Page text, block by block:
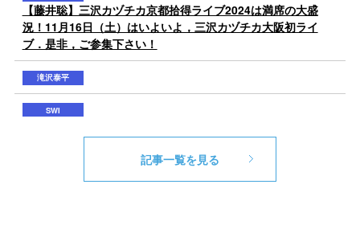
記事一覧を見る